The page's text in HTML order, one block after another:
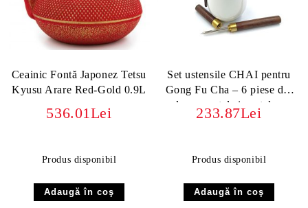
Ceainic Fontă Japonez Tetsu
Kyusu Arare Red-Gold 0.9L
536.01Lei
Produs disponibil
Set ustensile CHAI pentru
Gong Fu Cha – 6 piese din
lemn, metal și porțelan
233.87Lei
Produs disponibil